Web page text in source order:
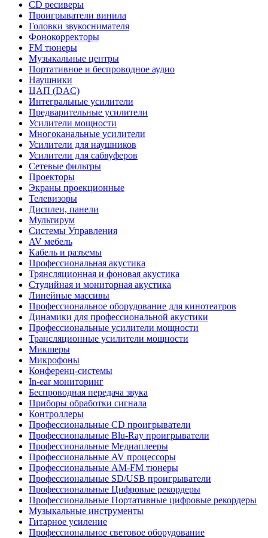
CD ресиверы
Проигрыватели винила
Головки звукоснимателя
Фонокорректоры
FM тюнеры
Музыкальные центры
Портативное и беспроводное аудио
Наушники
ЦАП (DAC)
Интегральные усилители
Предварительные усилители
Усилители мощности
Многоканальные усилители
Усилители для наушников
Усилители для сабвуферов
Сетевые фильтры
Проекторы
Экраны проекционные
Телевизоры
Дисплеи, панели
Мультирум
Системы Управления
AV мебель
Кабель и разъемы
Профессиональная акустика
Трянсляционная и фоновая акустика
Студийная и мониторная акустика
Линейные массивы
Профессиональное оборудование для кинотеатров
Динамики для профессиональной акустики
Профессиональные усилители мощности
Трансляционные усилители мощности
Микшеры
Микрофоны
Конференц-системы
In-ear мониторинг
Беспроводная передача звука
Приборы обработки сигнала
Контроллеры
Профессиональные СD проигрыватели
Профессиональные Blu-Ray проигрыватели
Профессиональные Медиаплееры
Профессиональные AV процессоры
Профессиональные AM-FM тюнеры
Профессиональные SD/USB проигрыватели
Профессиональные Цифровые рекордеры
Профессиональные Портативные цифровые рекордеры
Музыкальные инструменты
Гитарное усиление
Профессиональное световое оборудование